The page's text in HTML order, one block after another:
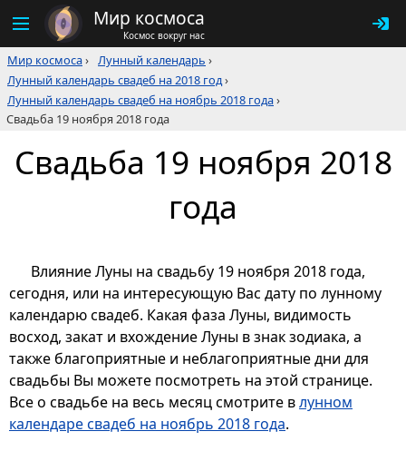
Мир космоса
Космос вокруг нас
Мир космоса› Лунный календарь ›
Лунный календарь свадеб на 2018 год›
Лунный календарь свадеб на ноябрь 2018 года›
Свадьба 19 ноября 2018 года
Свадьба 19 ноября 2018
года
Влияние Луны на свадьбу 19 ноября 2018 года,
сегодня, или на интересующую Вас дату по лунному
календарю свадеб. Какая фаза Луны, видимость
восход, закат и вхождение Луны в знак зодиака, а
также благоприятные и неблагоприятные дни для
свадьбы Вы можете посмотреть на этой странице.
Все о свадьбе на весь месяц смотрите влунном
календаре свадеб на ноябрь 2018 года.